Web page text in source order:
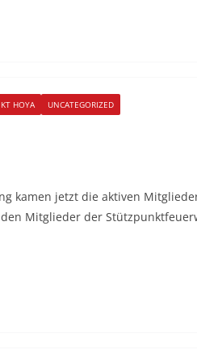
HOYA UNCATEGORIZED
kamen jetzt die aktiven
Mitglieder der